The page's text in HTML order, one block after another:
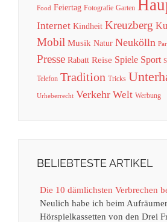
Food Feiertag Fotografie Garten
Internet Kindheit Kreuzberg
Mobil Musik Natur Neukölln
Presse Rabatt Reise Spiele Sport
Telefon Tradition Tricks
Urheberrecht Verkehr Welt Werbung
BELIEBTESTE ARTIKEL
Die 10 dämlichsten Verbrechen
Neulich habe ich beim
Hörspielkassetten von den Drei